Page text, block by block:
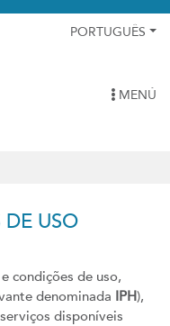
PORTUGUÊS
MENÚ
USO
condições de uso,
denominada IPH),
disponíveis